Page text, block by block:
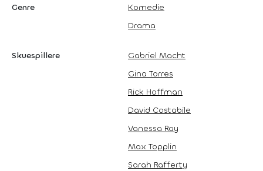
Genre
Komedie
Drama
Skuespillere
Gabriel Macht
Gina Torres
Rick Hoffman
David Costabile
Vanessa Ray
Max Topplin
Sarah Rafferty